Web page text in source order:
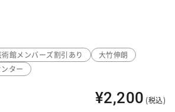
館メンバーズ割引あり
大竹伸朗
ター
¥2,200 (税込)